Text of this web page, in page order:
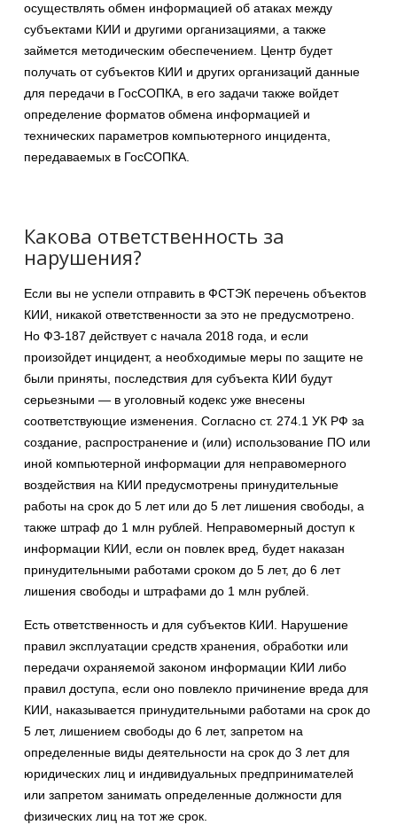
осуществлять обмен информацией об атаках между
субъектами КИИ и другими организациями, а также
займется методическим обеспечением. Центр будет
получать от субъектов КИИ и других организаций данные
для передачи в ГосСОПКА, в его задачи также войдет
определение форматов обмена информацией и
технических параметров компьютерного инцидента,
передаваемых в ГосСОПКА.
Какова ответственность за
нарушения?
Если вы не успели отправить в ФСТЭК перечень объектов
КИИ, никакой ответственности за это не предусмотрено.
Но ФЗ-187 действует с начала 2018 года, и если
произойдет инцидент, а необходимые меры по защите не
были приняты, последствия для субъекта КИИ будут
серьезными — в уголовный кодекс уже внесены
соответствующие изменения. Согласно ст. 274.1 УК РФ за
создание, распространение и (или) использование ПО или
иной компьютерной информации для неправомерного
воздействия на КИИ предусмотрены принудительные
работы на срок до 5 лет или до 5 лет лишения свободы, а
также штраф до 1 млн рублей. Неправомерный доступ к
информации КИИ, если он повлек вред, будет наказан
принудительными работами сроком до 5 лет, до 6 лет
лишения свободы и штрафами до 1 млн рублей.
Есть ответственность и для субъектов КИИ. Нарушение
правил эксплуатации средств хранения, обработки или
передачи охраняемой законом информации КИИ либо
правил доступа, если оно повлекло причинение вреда для
КИИ, наказывается принудительными работами на срок до
5 лет, лишением свободы до 6 лет, запретом на
определенные виды деятельности на срок до 3 лет для
юридических лиц и индивидуальных предпринимателей
или запретом занимать определенные должности для
физических лиц на тот же срок.